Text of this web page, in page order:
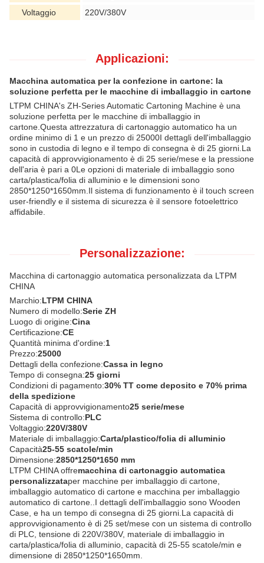
Voltaggio
220V/380V
Applicazioni:
Macchina automatica per la confezione in cartone: la
soluzione perfetta per le macchine di imballaggio in cartone
LTPM CHINA's ZH-Series Automatic Cartoning Machine è una
soluzione perfetta per le macchine di imballaggio in
cartone.Questa attrezzatura di cartonaggio automatico ha un
ordine minimo di 1 e un prezzo di 25000I dettagli dell'imballaggio
sono in custodia di legno e il tempo di consegna è di 25 giorni.La
capacità di approvvigionamento è di 25 serie/mese e la pressione
dell'aria è pari a 0Le opzioni di materiale di imballaggio sono
carta/plastica/folia di alluminio e le dimensioni sono
2850*1250*1650mm.Il sistema di funzionamento è il touch screen
user-friendly e il sistema di sicurezza è il sensore fotoelettrico
affidabile.
Personalizzazione:
Macchina di cartonaggio automatica personalizzata da LTPM
CHINA
Marchio:LTPM CHINA
Numero di modello:Serie ZH
Luogo di origine:Cina
Certificazione:CE
Quantità minima d'ordine:1
Prezzo:25000
Dettagli della confezione:Cassa in legno
Tempo di consegna:25 giorni
Condizioni di pagamento:30% TT come deposito e 70% prima
della spedizione
Capacità di approvvigionamento25 serie/mese
Sistema di controllo:PLC
Voltaggio:220V/380V
Materiale di imballaggio:Carta/plastico/folia di alluminio
Capacità25-55 scatole/min
Dimensione:2850*1250*1650 mm
LTPM CHINA offremacchina di cartonaggio automatica
personalizzataper macchine per imballaggio di cartone,
imballaggio automatico di cartone e macchina per imballaggio
automatico di cartone..I dettagli dell'imballaggio sono Wooden
Case, e ha un tempo di consegna di 25 giorni.La capacità di
approvvigionamento è di 25 set/mese con un sistema di controllo
di PLC, tensione di 220V/380V, materiale di imballaggio in
carta/plastica/folia di alluminio, capacità di 25-55 scatole/min e
dimensione di 2850*1250*1650mm.